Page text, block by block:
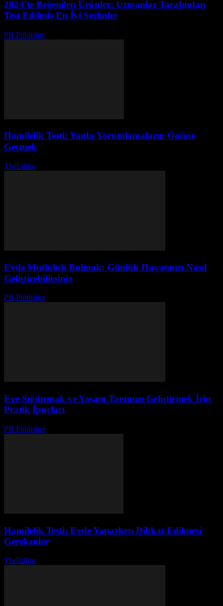
2024’te Beğenilen Ürünler: Uzmanlar Tarafından
Test Edilmiş En İyi Seçimler
PR Publisher-
Hamilelik Testi: Yanlış Yorumlamaların Önüne
Geçmek
TheEditor-
Evde Mutluluk Bulmak: Günlük Hayatınızı Nasıl
Geliştirebilirsiniz
PR Publisher-
Eve Sığdırmak ve Yaşam Tarzınızı Geliştirmek İçin
Pratik İpuçları
PR Publisher-
Hamilelik Testi: Evde Yaparken Dikkat Edilmesi
Gerekenler
TheEditor-